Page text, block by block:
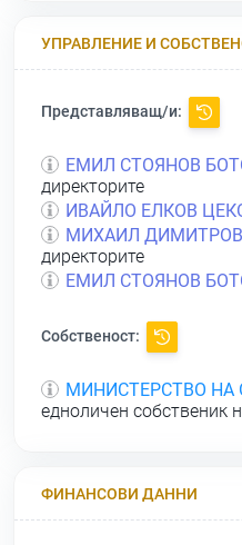
УПРАВЛЕНИЕ И
Представляващ/и:
ЕМИЛ СТОЯНОВ
директорите
ИВАЙЛО ЕЛКОВ
МИХАИЛ
директорите
ЕМИЛ СТОЯНОВ
Собственост:
МИНИСТЕРСТВО НА
едноличен собственик
ФИНАНСОВИ ДАННИ